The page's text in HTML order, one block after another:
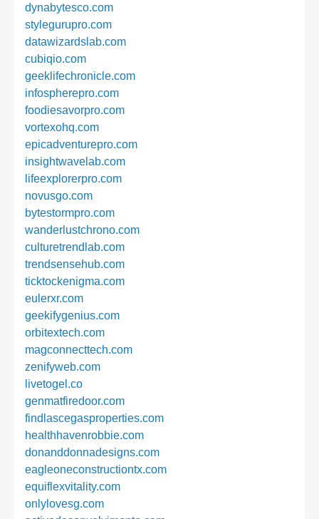
dynabytesco.com
stylegurupro.com
datawizardslab.com
cubiqio.com
geeklifechronicle.com
infospherepro.com
foodiesavorpro.com
vortexohq.com
epicadventurepro.com
insightwavelab.com
lifeexplorerpro.com
novusgo.com
bytestormpro.com
wanderlustchrono.com
culturetrendlab.com
trendsensehub.com
ticktockenigma.com
eulerxr.com
geekifygenius.com
orbitextech.com
magconnecttech.com
zenifyweb.com
livetogel.co
genmatfiredoor.com
findlascegasproperties.com
healthhavenrobbie.com
donanddonnadesigns.com
eagleoneconstructiontx.com
equiflexvitality.com
onlylovesg.com